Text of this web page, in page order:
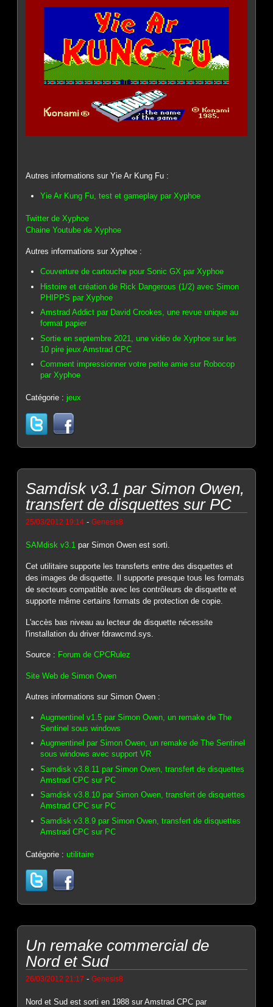
Autres informations sur Yie Ar Kung Fu :
Yie Ar Kung Fu, test et gameplay par Xyphoe
Twitter de Xyphoe
Chaine Youtube de Xyphoe
Autres informations sur Xyphoe :
Couverture de cartouche pour Sonic GX par Xyphoe
Histoire et création de Rick Dangerous (1/2) avec Simon
PHIPPS par Xyphoe
Amstrad Addict par David Crookes, une revue unique au
format papier
Sortie en septembre 2021, une vidéo de Xyphoe sur les
10 pire jeux Amstrad CPC
Comment impressionner votre petite amie sur Robocop
par Xyphoe
Catégorie :jeux
Samdisk v3.1 par Simon Owen,
transfert de disquettes sur PC
25/03/2012 19:14 -Genesis8
SAMdisk v3.1 par Simon Owen est sorti.
Cet utilitaire supporte les transferts entre des disquettes et
des images de disquette. Il supporte presque tous les formats
de secteurs compatible avec les contrôleurs de disquette et
supporte même certains formats de protection de copie.
L'accès bas niveau au lecteur de disquette nécessite
l'installation du driver fdrawcmd.sys.
Source : Forum de CPCRulez
Site Web de Simon Owen
Autres informations sur Simon Owen :
Augmentinel v1.5 par Simon Owen, un remake de The
Sentinel sous windows
Augmentinel par Simon Owen, un remake de The Sentinel
sous windows avec support VR
Samdisk v3.8.11 par Simon Owen, transfert de disquettes
Amstrad CPC sur PC
Samdisk v3.8.10 par Simon Owen, transfert de disquettes
Amstrad CPC sur PC
Samdisk v3.8.9 par Simon Owen, transfert de disquettes
Amstrad CPC sur PC
Catégorie :utilitaire
Un remake commercial de
Nord et Sud
26/03/2012 21:17 -Genesis8
Nord et Sud est sorti en 1988 sur Amstrad CPC par